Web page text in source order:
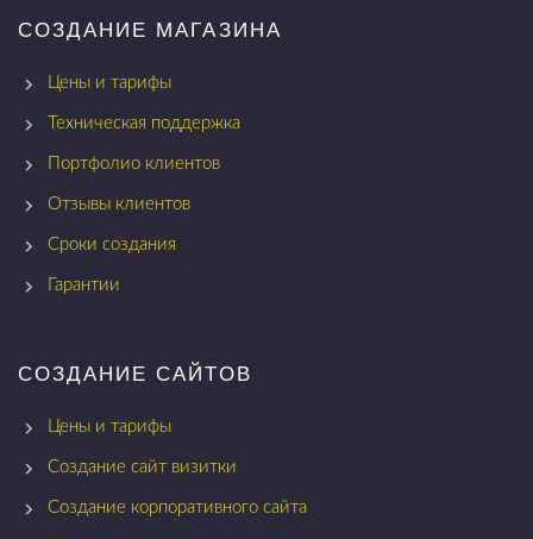
СОЗДАНИЕ МАГАЗИНА
Цены и тарифы
Техническая поддержка
Портфолио клиентов
Отзывы клиентов
Сроки создания
Гарантии
СОЗДАНИЕ САЙТОВ
Цены и тарифы
Создание сайт визитки
Создание корпоративного сайта